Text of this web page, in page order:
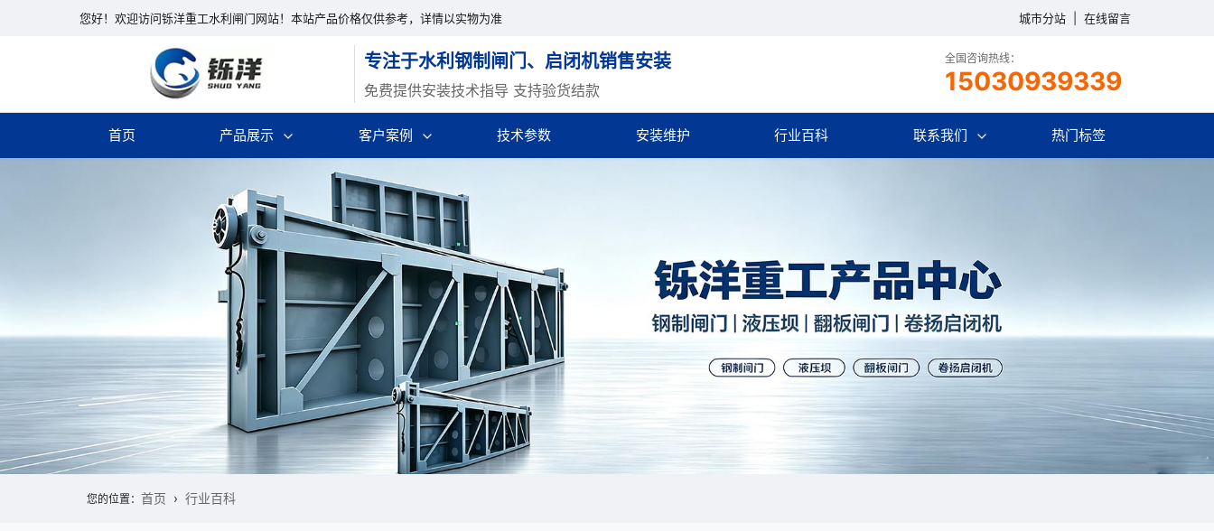
您好！欢迎访问铄洋重工水利闸门网站！本站产品价格仅供参考，详情以实物为准 城市分站 在线留言
专注于水利钢制闸门、启闭机销售安装
免费提供安装技术指导 支持验货结款
全国咨询热线：
15030939339
首页 产品展示 客户案例 技术参数 安装维护 行业百科 联系我们 热门标签
您的位置： 首页 行业百科